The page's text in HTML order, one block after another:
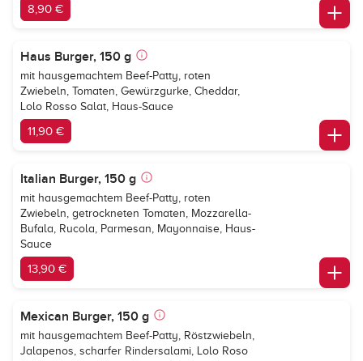
8,90 €
Haus Burger, 150 g
mit hausgemachtem Beef-Patty, roten
Zwiebeln, Tomaten, Gewürzgurke, Cheddar,
Lolo Rosso Salat, Haus-Sauce
11,90 €
Italian Burger, 150 g
mit hausgemachtem Beef-Patty, roten
Zwiebeln, getrockneten Tomaten, Mozzarella-
Bufala, Rucola, Parmesan, Mayonnaise, Haus-
Sauce
13,90 €
Mexican Burger, 150 g
mit hausgemachtem Beef-Patty, Röstzwiebeln,
Jalapenos, scharfer Rindersalami, Lolo Roso